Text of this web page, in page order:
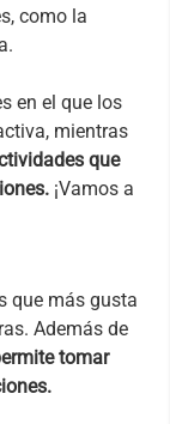
como la
en el que los
mientras
que
¡Vamos a
que más gusta
Además de
tomar